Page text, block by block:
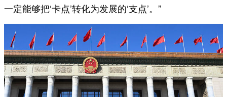
一定能够把‘卡点’转化为发展的‘支点’。”